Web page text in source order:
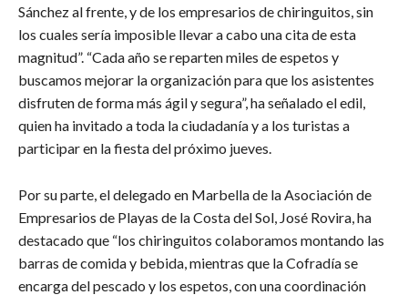
Sánchez al frente, y de los empresarios de chiringuitos, sin
los cuales sería imposible llevar a cabo una cita de esta
magnitud”. “Cada año se reparten miles de espetos y
buscamos mejorar la organización para que los asistentes
disfruten de forma más ágil y segura”, ha señalado el edil,
quien ha invitado a toda la ciudadanía y a los turistas a
participar en la fiesta del próximo jueves.
​Por su parte, el delegado en Marbella de la Asociación de
Empresarios de Playas de la Costa del Sol, José Rovira, ha
destacado que “los chiringuitos colaboramos montando las
barras de comida y bebida, mientras que la Cofradía se
encarga del pescado y los espetos, con una coordinación